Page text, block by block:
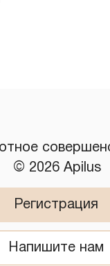
© 2026 Apilus
Регистрация
Напишите нам